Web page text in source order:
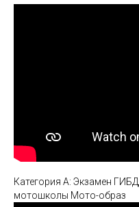
Категория А: Экзамен
мотошколы Мото-образ